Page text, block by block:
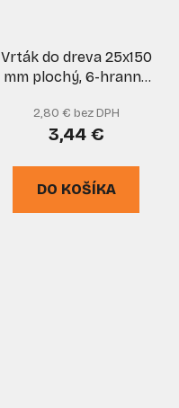
Vrták do dreva 25x150
mm plochý, 6-hranná
2,80 € bez DPH
3,44 €
DO KOŠÍKA